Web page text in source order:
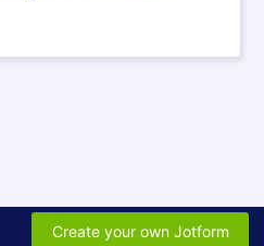
Create your own Jotform